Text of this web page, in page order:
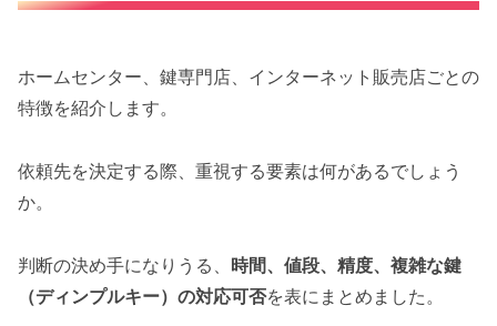
ホームセンター、鍵専門店、インターネット販売店ごとの
特徴を紹介します。
依頼先を決定する際、重視する要素は何があるでしょう
か。
判断の決め手になりうる、 時間、値段、精度、複雑な鍵
（ディンプルキー）の対応可否を表にまとめました。